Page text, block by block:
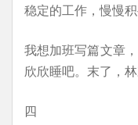
稳定的工作，慢慢积
我想加班写篇文章
欣欣睡吧。末了，林
四